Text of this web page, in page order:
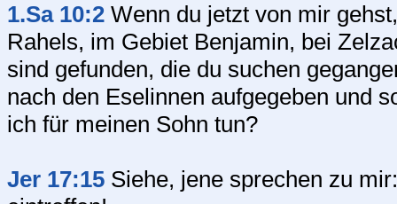
1.Sa 10:2 Wenn du jetzt von mir
Rahels, im Gebiet Benjamin, bei
sind gefunden, die du suchen
nach den Eselinnen aufgegeben und
ich für meinen Sohn tun?
Jer 17:15 Siehe, jene sprechen zu